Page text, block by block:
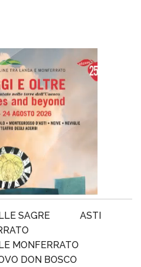
SAGRE
ASTI
MONFERRATO
DON BOSCO